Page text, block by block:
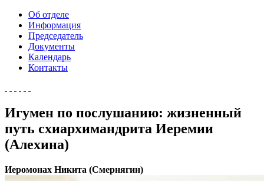
Об отделе
Информация
Председатель
Документы
Календарь
Контакты
Игумен по послушанию: жизненный
путь схиархимандрита Иеремии
(Алехина)
Иеромонах Никита (Смернягин)